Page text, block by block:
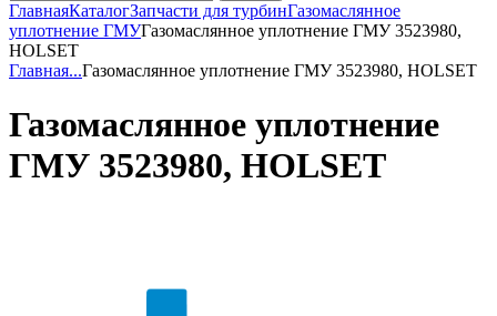
ГлавнаяКаталогЗапчасти для турбинГазомаслянное
уплотнение ГМУГазомаслянное уплотнение ГМУ 3523980,
HOLSET
Главная...Газомаслянное уплотнение ГМУ 3523980, HOLSET
Газомаслянное уплотнение
ГМУ 3523980, HOLSET